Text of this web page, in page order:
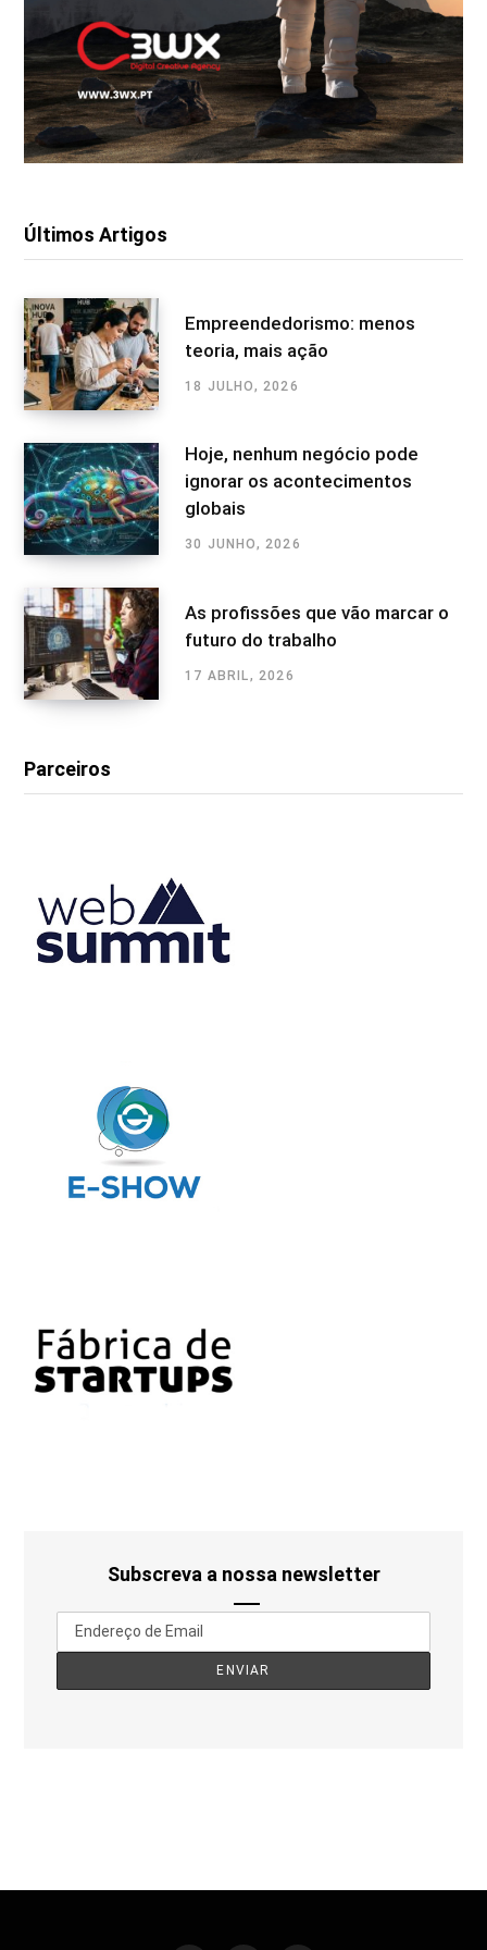
Últimos Artigos
Empreendedorismo: menos
teoria, mais ação
18 JULHO, 2026
Hoje, nenhum negócio pode
ignorar os acontecimentos
globais
30 JUNHO, 2026
As profissões que vão marcar o
futuro do trabalho
17 ABRIL, 2026
Parceiros
Subscreva a nossa newsletter